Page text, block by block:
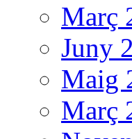
Març
Juny
Maig
Març